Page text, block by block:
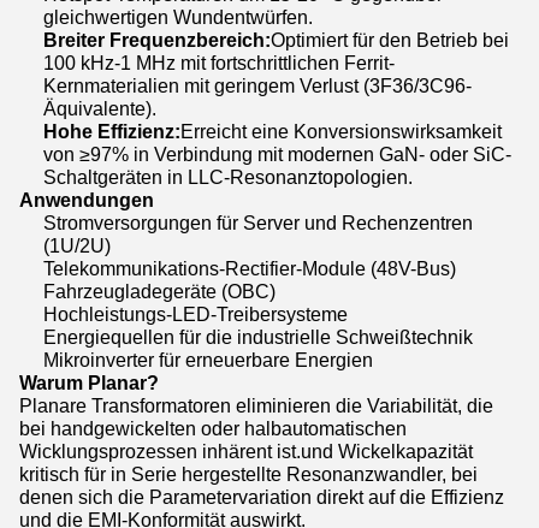
gleichwertigen Wundentwürfen.
Breiter Frequenzbereich:Optimiert für den Betrieb bei
100 kHz-1 MHz mit fortschrittlichen Ferrit-
Kernmaterialien mit geringem Verlust (3F36/3C96-
Äquivalente).
Hohe Effizienz:Erreicht eine Konversionswirksamkeit
von ≥97% in Verbindung mit modernen GaN- oder SiC-
Schaltgeräten in LLC-Resonanztopologien.
Anwendungen
Stromversorgungen für Server und Rechenzentren
(1U/2U)
Telekommunikations-Rectifier-Module (48V-Bus)
Fahrzeugladegeräte (OBC)
Hochleistungs-LED-Treibersysteme
Energiequellen für die industrielle Schweißtechnik
Mikroinverter für erneuerbare Energien
Warum Planar?
Planare Transformatoren eliminieren die Variabilität, die
bei handgewickelten oder halbautomatischen
Wicklungsprozessen inhärent ist.und Wickelkapazität
kritisch für in Serie hergestellte Resonanzwandler, bei
denen sich die Parametervariation direkt auf die Effizienz
und die EMI-Konformität auswirkt.